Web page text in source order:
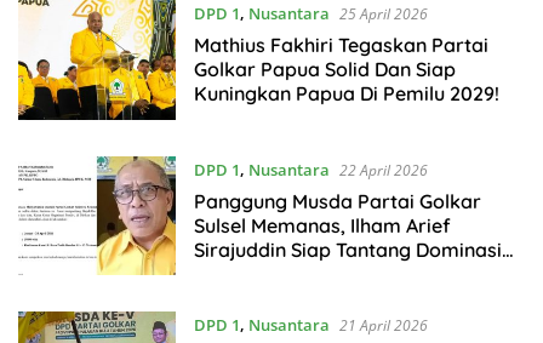
DPD 1, Nusantara 25 April 2026
Mathius Fakhiri Tegaskan Partai
Golkar Papua Solid Dan Siap
Kuningkan Papua Di Pemilu 2029!
DPD 1, Nusantara 22 April 2026
Panggung Musda Partai Golkar
Sulsel Memanas, Ilham Arief
Sirajuddin Siap Tantang Dominasi
DPD 1, Nusantara 21 April 2026